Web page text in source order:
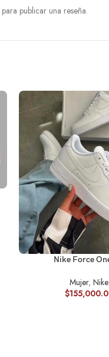
para publicar una reseña.
SELECCIONAR
Nike Force
Mujer, Nike
$